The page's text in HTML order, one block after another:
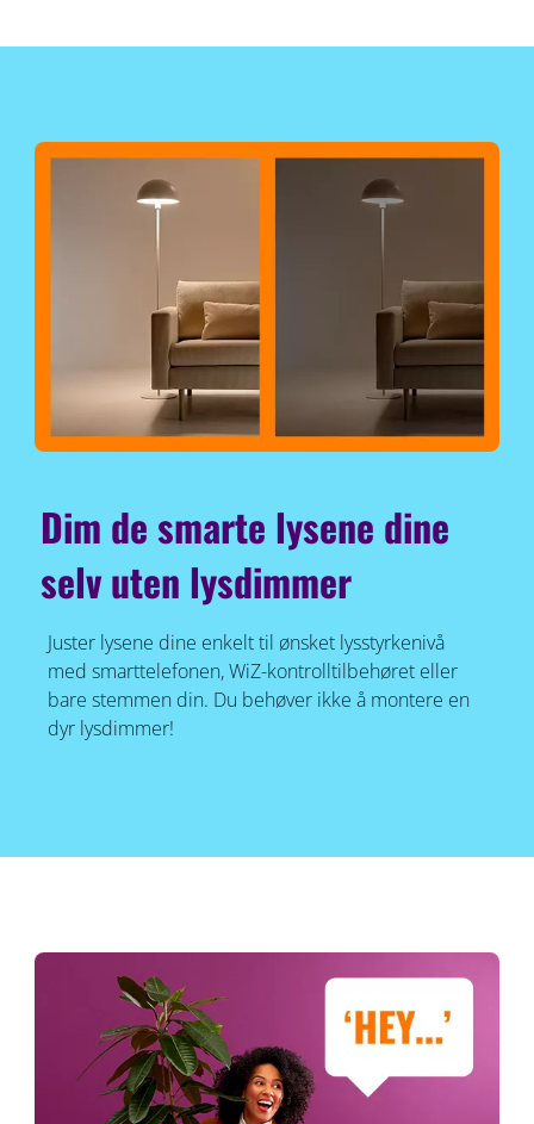
Dim de smarte lysene dine
selv uten lysdimmer
Juster lysene dine enkelt til ønsket lysstyrkenivå
med smarttelefonen, WiZ-kontrolltilbehøret eller
bare stemmen din. Du behøver ikke å montere en
dyr lysdimmer!